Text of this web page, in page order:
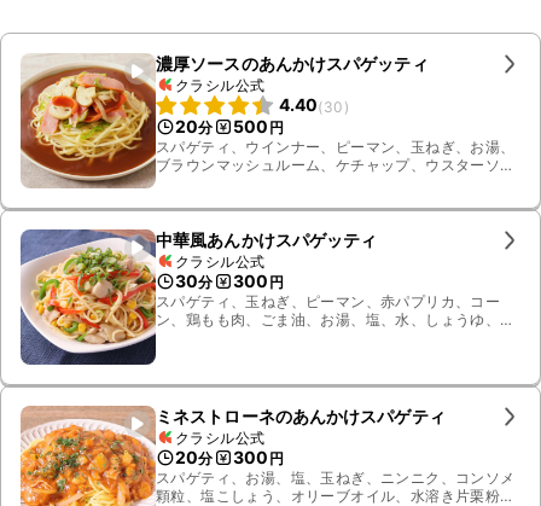
濃厚ソースのあんかけスパゲッティ
クラシル公式
4.40(30 )
20分 500 円
スパゲティ、ウインナー、ピーマン、玉ねぎ、お湯、
ブラウンマッシュルーム、ケチャップ、ウスターソー
中華風あんかけスパゲッティ
クラシル公式
30分 300 円
スパゲティ、玉ねぎ、ピーマン、赤パプリカ、コー
ン、鶏もも肉、ごま油、お湯、塩、水、しょうゆ、鶏
ミネストローネのあんかけスパゲティ
クラシル公式
20分 300 円
スパゲティ、お湯、塩、玉ねぎ、ニンニク、コンソメ
顆粒、塩こしょう、オリーブオイル、水溶き片栗粉、